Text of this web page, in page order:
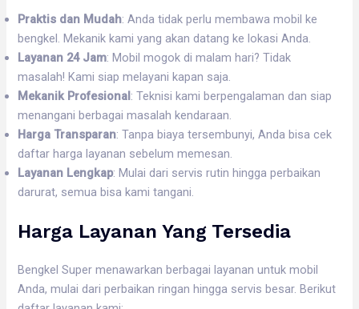
Praktis dan Mudah: Anda tidak perlu membawa mobil ke
bengkel. Mekanik kami yang akan datang ke lokasi Anda.
Layanan 24 Jam: Mobil mogok di malam hari? Tidak
masalah! Kami siap melayani kapan saja.
Mekanik Profesional : Teknisi kami berpengalaman dan siap
menangani berbagai masalah kendaraan.
Harga Transparan: Tanpa biaya tersembunyi, Anda bisa cek
daftar harga layanan sebelum memesan.
Layanan Lengkap: Mulai dari servis rutin hingga perbaikan
darurat, semua bisa kami tangani.
Harga Layanan Yang Tersedia
Bengkel Super menawarkan berbagai layanan untuk mobil
Anda, mulai dari perbaikan ringan hingga servis besar. Berikut